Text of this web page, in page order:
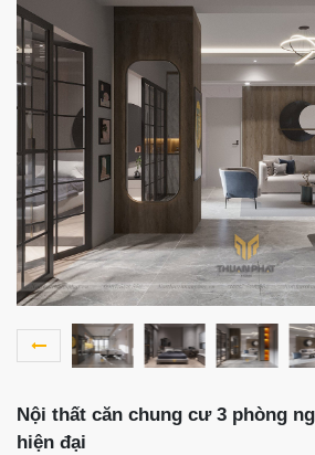
Nội thất căn chung cư 3 phòng
hiện đại